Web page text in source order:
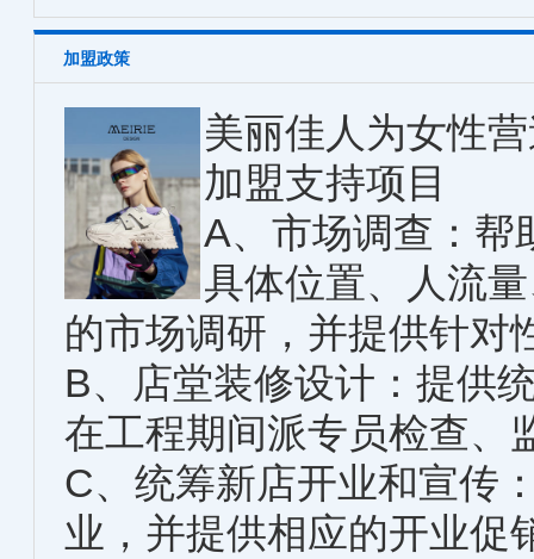
加盟政策
美丽佳人为女性
加盟支持项目
A、市场调查：帮
具体位置、人流
的市场调研，并提供针对
B、店堂装修设计：提供
在工程期间派专员检查、
C、统筹新店开业和宣传
业，并提供相应的开业促